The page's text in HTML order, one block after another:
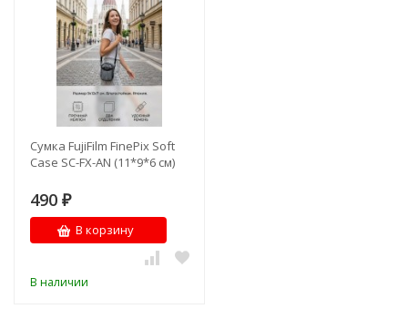
Сумка FujiFilm FinePix Soft
Case SC-FX-AN (11*9*6 см)
490 ₽
В корзину
В наличии